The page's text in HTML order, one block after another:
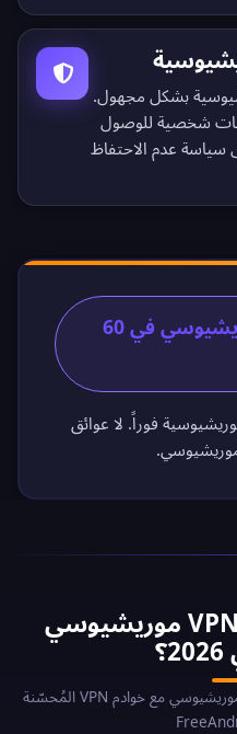
بشكل مجهول.
شخصية للوصول
سياسة عدم الاحتفاظ
احصل على IP موريشيوسي في 60
فوراً. لا عوائق
لماذا تستخدم خادم VPN موريشيوسي
أطلق العنان لكامل إمكانات الإنترنت الموريشيوسي مع خوادم VPN المُحسّنة